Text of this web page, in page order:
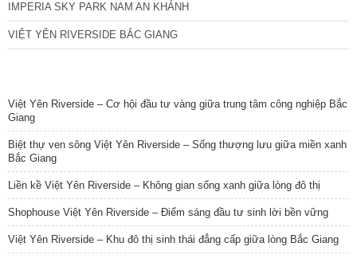
IMPERIA SKY PARK NAM AN KHÁNH
VIỆT YÊN RIVERSIDE BẮC GIANG
Việt Yên Riverside – Cơ hội đầu tư vàng giữa trung tâm công nghiệp Bắc
Giang
Biệt thự ven sông Việt Yên Riverside – Sống thượng lưu giữa miền xanh
Bắc Giang
Liền kề Việt Yên Riverside – Không gian sống xanh giữa lòng đô thị
Shophouse Việt Yên Riverside – Điểm sáng đầu tư sinh lời bền vững
Việt Yên Riverside – Khu đô thị sinh thái đẳng cấp giữa lòng Bắc Giang